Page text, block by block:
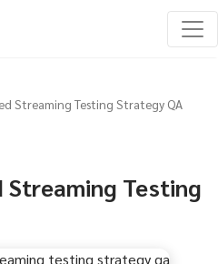
Streaming Testing Strategy QA
Testing